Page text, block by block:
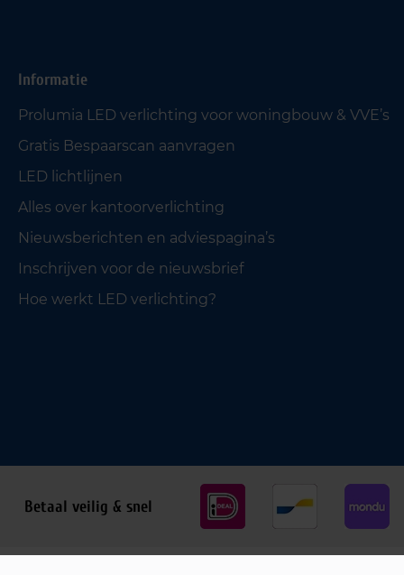
Informatie
Prolumia LED verlichting voor woningbouw & VVE’s
Gratis Bespaarscan aanvragen
LED lichtlijnen
Alles over kantoorverlichting
Nieuwsberichten en adviespagina’s
Inschrijven voor de nieuwsbrief
Hoe werkt LED verlichting?
Betaal veilig & snel